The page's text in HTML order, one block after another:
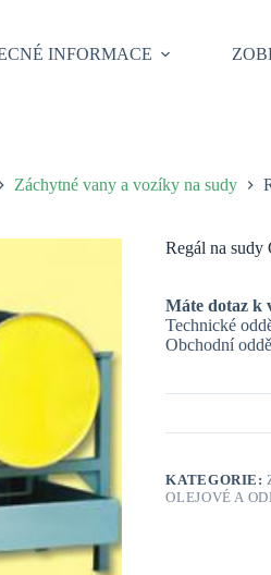
INFORMACE
Záchytné vany a vozíky na sudy
Regál na sudy
Máte dotaz k
Technické
Obchodní
KATEGORIE:
OLEJOVÉ A